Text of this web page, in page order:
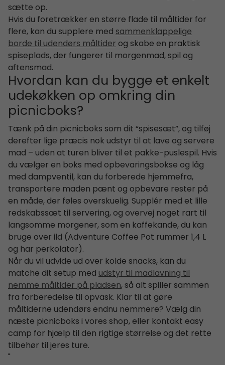
sætte op.
Hvis du foretrækker en større flade til måltider for
flere, kan du supplere medsammenklappelige
borde til udendørs måltiderog skabe en praktisk
spiseplads, der fungerer til morgenmad, spil og
aftensmad.
Hvordan kan du bygge et enkelt
udekøkken op omkring din
picnicboks?
Tænk på din picnicboks som dit “spisesæt”, og tilføj
derefter lige præcis nok udstyr til at lave og servere
mad – uden at turen bliver til et pakke-puslespil. Hvis
du vælger en boks med opbevaringsbokse og låg
med dampventil, kan du forberede hjemmefra,
transportere maden pænt og opbevare rester på
en måde, der føles overskuelig. Supplér med et lille
redskabssæt til servering, og overvej noget rart til
langsomme morgener, som en kaffekande, du kan
bruge over ild (Adventure Coffee Pot rummer 1,4 L
og har perkolator).
Når du vil udvide ud over kolde snacks, kan du
matche dit setup medudstyr til madlavning til
nemme måltider på pladsen, så alt spiller sammen
fra forberedelse til opvask. Klar til at gøre
måltiderne udendørs endnu nemmere? Vælg din
næste picnicboks i vores shop, eller kontakt easy
camp for hjælp til den rigtige størrelse og det rette
tilbehør til jeres ture.
"